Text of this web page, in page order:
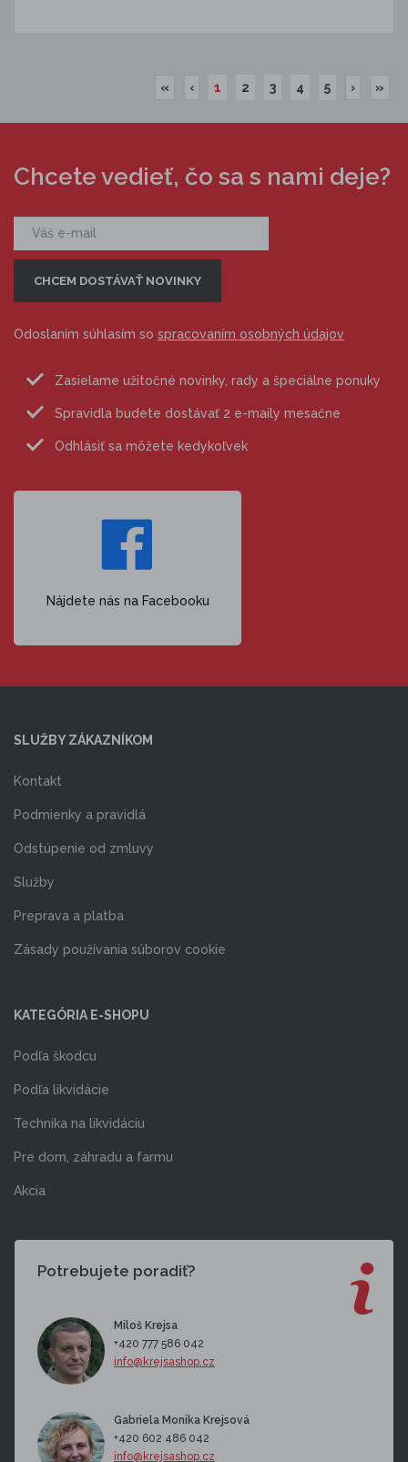
« ‹ 1 2 3 4 5 › »
Chcete vedieť, čo sa s nami deje?
Odoslaním súhlasím so spracovaním osobných údajov
Zasielame užitočné novinky, rady a špeciálne ponuky
Spravidla budete dostávať 2 e-maily mesačne
Odhlásiť sa môžete kedykoľvek
Nájdete nás na Facebooku
SLUŽBY ZÁKAZNÍKOM
Kontakt
Podmienky a pravidlá
Odstúpenie od zmluvy
Služby
Preprava a platba
Zásady používania súborov cookie
KATEGÓRIA E-SHOPU
Podľa škodcu
Podľa likvidácie
Technika na likvidáciu
Pre dom, záhradu a farmu
Akcia
Potrebujete poradiť?
Miloš Krejsa
+420 777 586 042
info@krejsashop.cz
Gabriela Monika Krejsová
+420 602 486 042
info@krejsashop.cz